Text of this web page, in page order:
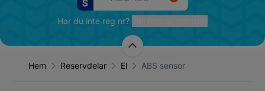
Har du inte reg nr?
Hem Reservdelar El ABS sensor